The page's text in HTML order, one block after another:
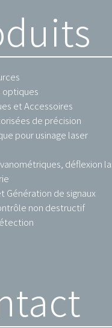
optiques
et Accessoires
de précision
pour usinage laser
déflexion
Génération de signaux
non destructif